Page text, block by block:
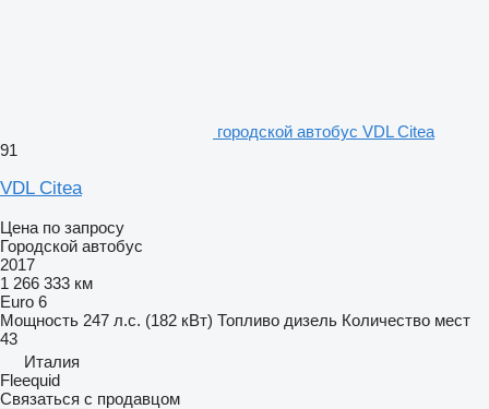
городской автобус VDL Citea
91
VDL Citea
Цена по запросу
Городской автобус
2017
1 266 333 км
Euro 6
Мощность 247 л.с. (182 кВт) Топливо дизель Количество мест
43
Италия
Fleequid
Связаться с продавцом